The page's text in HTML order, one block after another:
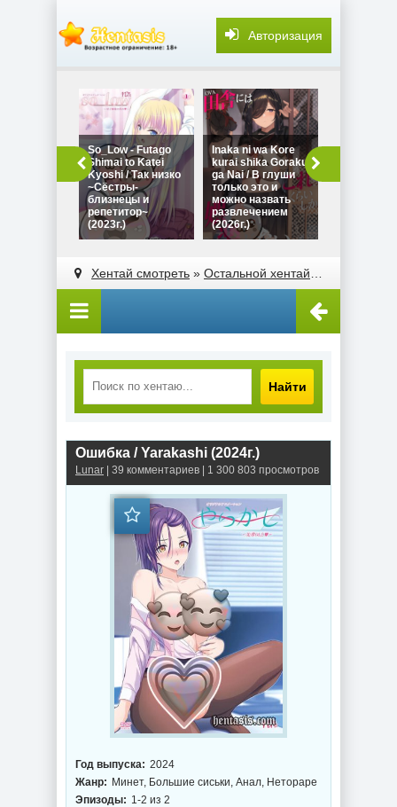
Авторизация
So_Low - Futago
Shimai to Katei
Kyoshi / Так низко
~Сёстры-
близнецы и
репетитор~
(2023г.)
Inaka ni wa Kore
kurai shika Goraku
ga Nai / В глуши
только это и
можно назвать
развлечением
(2026г.)
семинара
Хентай смотреть » Остальной хентай
Найти
Ошибка / Yarakashi (2024г.)
Lunar | 39 комментариев | 1 300 803 просмотров
Год выпуска: 2024
Жанр: Минет, Большие сиськи, Анал, Нетораре
Эпизоды: 1-2 из 2